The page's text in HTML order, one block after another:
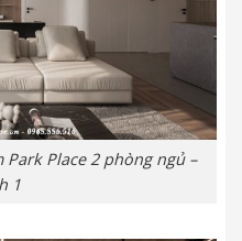
Place 2 phòng ngủ –
1